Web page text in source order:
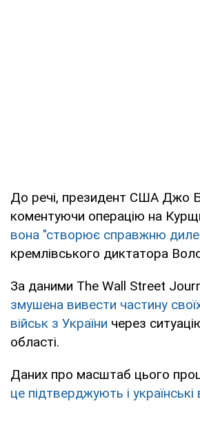
До речі, президент США Джо
коментуючи операцію на
вона "створює справжню
кремлівського диктатора
За даними The Wall Street
змушена вивести частину
військ з України через
області.
Даних про масштаб цього
це підтверджують і українські